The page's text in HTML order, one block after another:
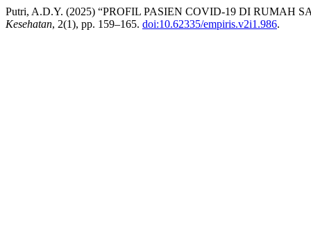
Putri, A.D.Y. (2025) “PROFIL PASIEN COVID-19 DI RUMAH
Kesehatan, 2(1), pp. 159–165. doi:10.62335/empiris.v2i1.986.